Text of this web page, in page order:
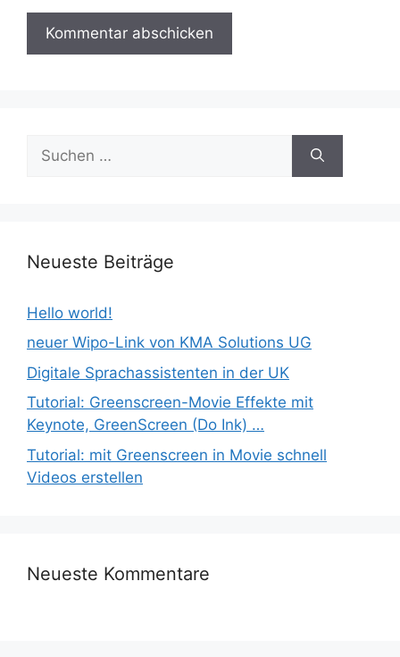
nach:
Neueste Beiträge
Hello world!
neuer Wipo-Link von KMA Solutions UG
Digitale Sprachassistenten in der UK
Tutorial: Greenscreen-Movie Effekte mit
Keynote, GreenScreen (Do Ink) …
Tutorial: mit Greenscreen in Movie schnell
Videos erstellen
Neueste Kommentare